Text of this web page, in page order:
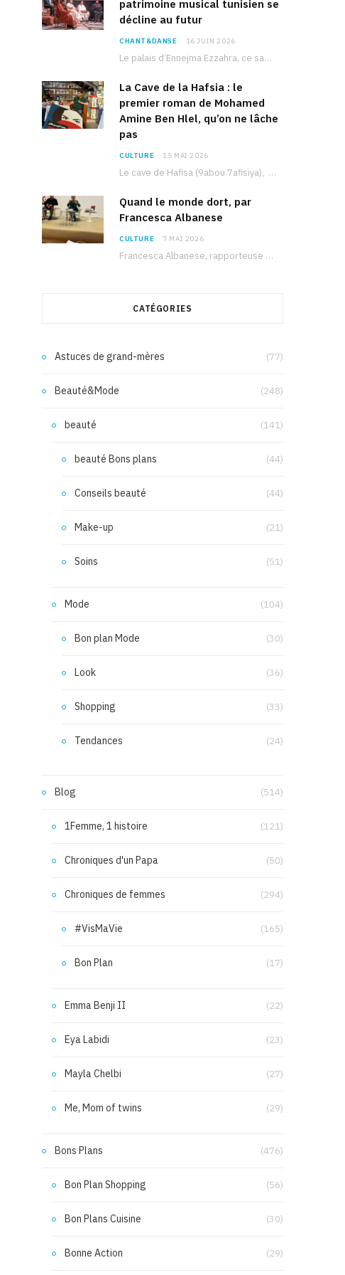
patrimoine musical tunisien se
décline au futur
CHANT&DANSE 16 JUIN 2026
Le palais d’Ennejma Ezzahra, ce sanctuaire de la musique tunisienne et méditerranéenne construit par le…
La Cave de la Hafsia : le
premier roman de Mohamed
Amine Ben Hlel, qu’on ne lâche
pas
CULTURE 15 MAI 2026
Le cave de Hafisa (9abou 7afisiya), premier roman du journaliste tunisien Mohamed Amine Ben Hlel,…
Quand le monde dort, par
Francesca Albanese
CULTURE 7 MAI 2026
Francesca Albanese, rapporteuse spéciale de l’ONU sur les territoires palestiniens occupés, était à Tunis pour…
CATÉGORIES
Astuces de grand-mères (77)
Beauté&Mode (248)
beauté (141)
beauté Bons plans (44)
Conseils beauté (44)
Make-up (21)
Soins (51)
Mode (104)
Bon plan Mode (30)
Look (36)
Shopping (33)
Tendances (24)
Blog (514)
1Femme, 1 histoire (121)
Chroniques d'un Papa (50)
Chroniques de femmes (294)
#VisMaVie (165)
Bon Plan (17)
Emma Benji II (22)
Eya Labidi (23)
Mayla Chelbi (27)
Me, Mom of twins (29)
Bons Plans (476)
Bon Plan Shopping (56)
Bon Plans Cuisine (30)
Bonne Action (29)